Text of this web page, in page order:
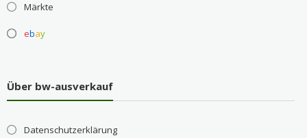
Märkte
ebay
Über bw-ausverkauf
Datenschutzerklärung